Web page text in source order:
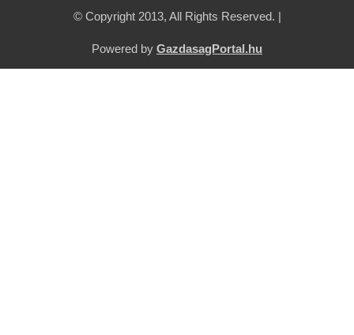
© Copyright 2013, All Rights Reserved. |
Powered by GazdasagPortal.hu